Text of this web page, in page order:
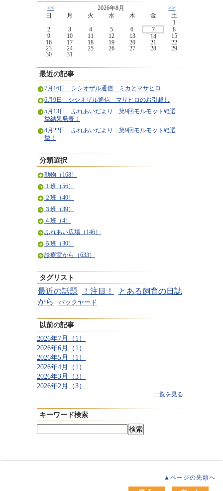
<< 2026年8月
>>
日
月 火 水 木 金
土
1
2
3 4 5 6 7
8
9
10 11 12 13 14
15
16
17 18 19 20 21
22
23
24 25 26 27 28
29
30
31
最近の記事
7月16日 シシオザル通信 ミカとマサヒロ
6月9日 シシオザル通信 マサヒロのお引越し
5月13日 ふれあいだより 第9回モルモット総選
挙結果発表！
4月22日 ふれあいだより 第9回モルモット総選
挙！
分類選択
動物（168）
１班（56）
２班（40）
３班（39）
４班（4）
ふれあい広場（146）
５班（30）
診療室から（633）
タグリスト
最近の話題 ！注目！
とある飼育の日誌
から
バックヤード
以前の記事
2026年7月（1）
2026年6月（1）
2026年5月（1）
2026年4月（1）
2026年3月（3）
2026年2月（3）
一覧を見る
キーワード検索
▲ページの先頭へ